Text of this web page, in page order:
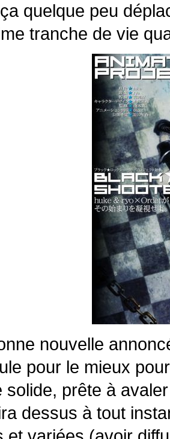
quelque peu
tranche de vie
nouvelle
pour le mieux
solide, prête à
dessus à tout